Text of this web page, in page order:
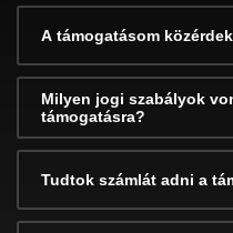
A támogatásom
Milyen jogi szabályok
támogatásra?
Tudtok számlát adni a